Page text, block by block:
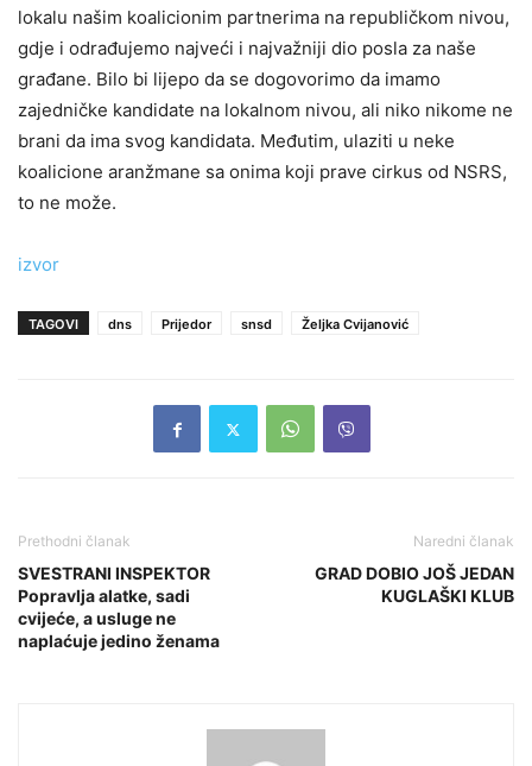
lokalu našim koalicionim partnerima na republičkom nivou,
gdje i odrađujemo najveći i najvažniji dio posla za naše
građane. Bilo bi lijepo da se dogovorimo da imamo
zajedničke kandidate na lokalnom nivou, ali niko nikome ne
brani da ima svog kandidata. Međutim, ulaziti u neke
koalicione aranžmane sa onima koji prave cirkus od NSRS,
to ne može.
izvor
TAGOVI dns Prijedor snsd Željka Cvijanović
Prethodni članak
SVESTRANI INSPEKTOR
Popravlja alatke, sadi
cvijeće, a usluge ne
naplaćuje jedino ženama
Naredni članak
GRAD DOBIO JOŠ JEDAN
KUGLAŠKI KLUB